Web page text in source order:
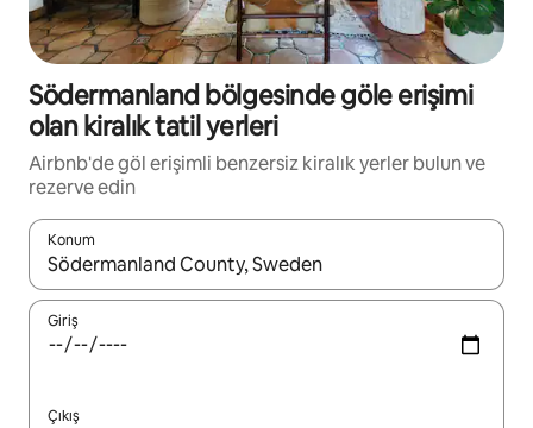
Södermanland bölgesinde göle erişimi
olan kiralık tatil yerleri
Airbnb'de göl erişimli benzersiz kiralık yerler bulun ve
rezerve edin
Konum
Sonuçlar kullanılabilir olduğunda yukarı ve aşağı oklarıyla
Giriş
Çıkış